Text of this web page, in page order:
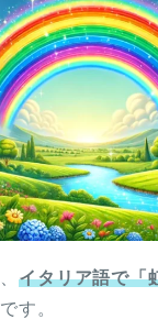
イタリア語で「
す。